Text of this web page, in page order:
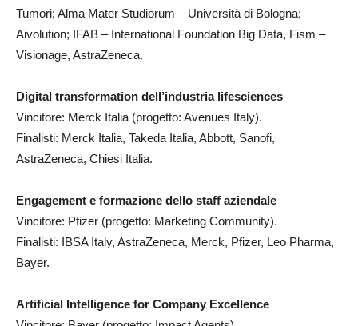
Tumori; Alma Mater Studiorum – Università di Bologna;
Aivolution; IFAB – International Foundation Big Data, Fism –
Visionage, AstraZeneca.
Digital transformation dell’industria lifesciences
Vincitore: Merck Italia (progetto: Avenues Italy).
Finalisti: Merck Italia, Takeda Italia, Abbott, Sanofi,
AstraZeneca, Chiesi Italia.
Engagement e formazione dello staff aziendale
Vincitore: Pfizer (progetto: Marketing Community).
Finalisti: IBSA Italy, AstraZeneca, Merck, Pfizer, Leo Pharma,
Bayer.
Artificial Intelligence for Company Excellence